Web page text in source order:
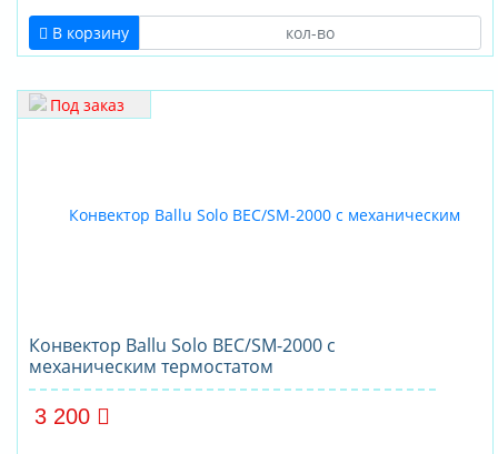
В корзину
Под заказ
Конвектор Ballu Solo BEC/SM-2000 с
механическим термостатом
3 200